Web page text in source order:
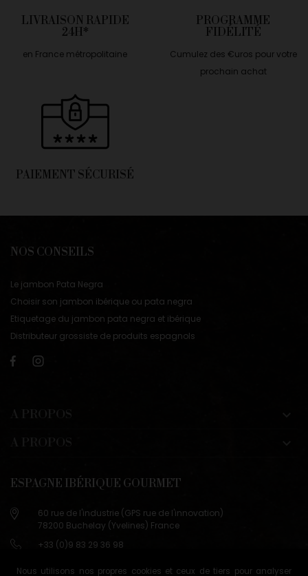
Nous utilisons nos propres cookies et ceux de tiers pour analyser
LIVRAISON RAPIDE
24H*
en France métropolitaine
PROGRAMME
FIDÉLITÉ
Cumulez des €uros pour votre
prochain achat
PAIEMENT SÉCURISÉ
NOS CONSEILS
Le jambon Pata Negra
Choisir son jambon ibérique ou pata negra
Etiquetage du jambon pata negra et ibérique
Distributeur grossiste de produits espagnols
ESPAGNE IBÉRIQUE GOURMET
60 rue de l'industrie (GPS rue de l'innovation)
78200 Buchelay (Yvelines) France
+33 (0)9 83 29 36 98